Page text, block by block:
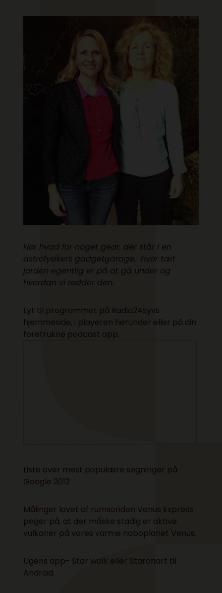
Hør hvad for noget gear, der står i en
astrofysikers gadgetgarage, hvor tæt
jorden egentlig er på at gå under og
hvordan vi redder den.
Lyt til programmet på Radio24syvs
hjemmeside, i playeren herunder eller på din
foretrukne podcast app.
Liste over mest populære søgninger på
Google 2012
Målinger lavet af rumsonden Venus Express
peger på, at der måske stadig er aktive
vulkaner på vores varme naboplanet Venus.
Ugens app- Star walk eller Starchart til
Android